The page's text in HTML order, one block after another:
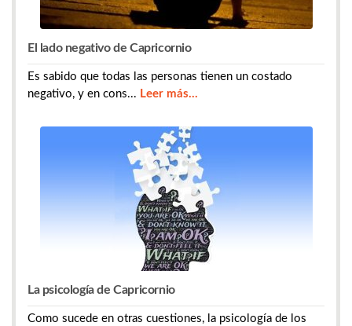
El lado negativo de Capricornio
Es sabido que todas las personas tienen un costado
negativo, y en cons... Leer más...
La psicología de Capricornio
Como sucede en otras cuestiones, la psicología de los